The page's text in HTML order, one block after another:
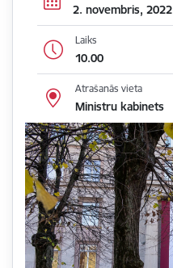
2. novembris, 2022
Laiks
10.00
Atrašanās vieta
Ministru kabinets